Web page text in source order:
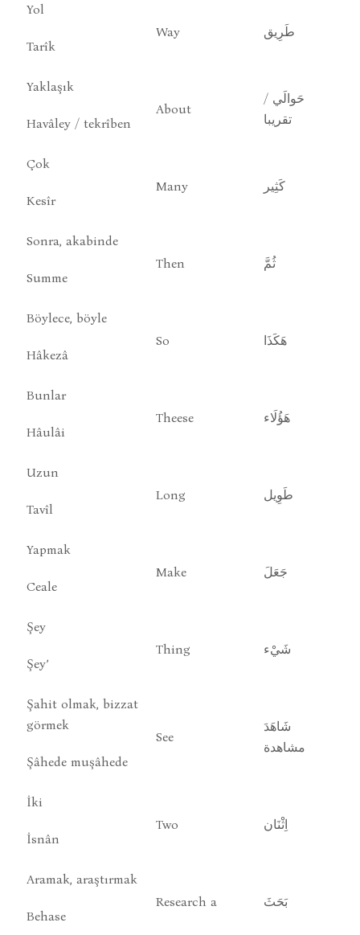
Yol
Tarîk
Way طَرِيق
Yaklaşık
Havâley / tekrîben
About
حَوالَي /
تقريبا
Çok
Kesîr
Many كَثِير
Sonra, akabinde
Summe
Then ثُمَّ
Böylece, böyle
Hâkezâ
So هَكَذَا
Bunlar
Hâulâi
Theese هَؤُلَاء
Uzun
Tavîl
Long طَوِيل
Yapmak
Ceale
Make جَعَلَ
Şey
Şey’
Thing شَيْء
Şahit olmak, bizzat
görmek
Şâhede muşâhede
See
شَاهَدَ
مشاهدة
İki
İsnân
Two اِثْنَان
Aramak, araştırmak
Behase
Research a بَحَثَ